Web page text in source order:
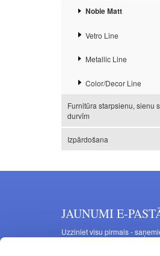
Noble Matt
Vetro Line
Metallic Line
Color/Decor Line
Furnitūra starpsienu, sienu
durvīm
Izpārdošana
JAUNUMI E-
Uzziniet visu pirmais -